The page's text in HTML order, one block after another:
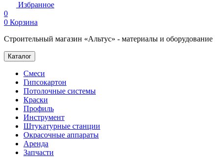
Избранное
0
0 Корзина
Строительный магазин «Альтус» - материалы и оборудование
Каталог
Смеси
Гипсокартон
Потолочные системы
Краски
Профиль
Инструмент
Штукатурные станции
Окрасочные аппараты
Аренда
Запчасти